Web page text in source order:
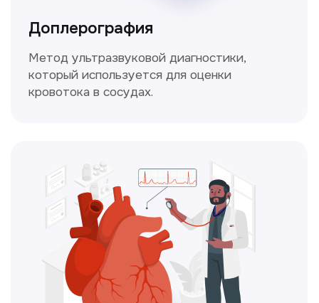
вашего здоровья.
это комплексное обследование,
которое помогает оценить общее
состояние здоровья.